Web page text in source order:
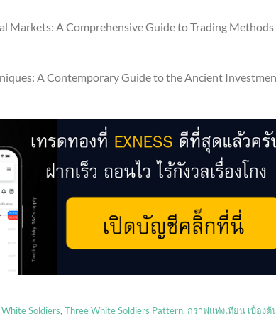
Markets: A Comprehensive Guide to Trading Methods
A Contemporary Guide to the Ancient
Soldiers, Three White Soldiers Pattern, กราฟแท่งเทียน เบื้องต้